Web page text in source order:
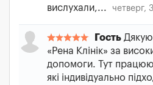
вислухали,...
четверг,
Гость Дякую
«Рена Клінік» за
допомоги. Тут
які індивідуально